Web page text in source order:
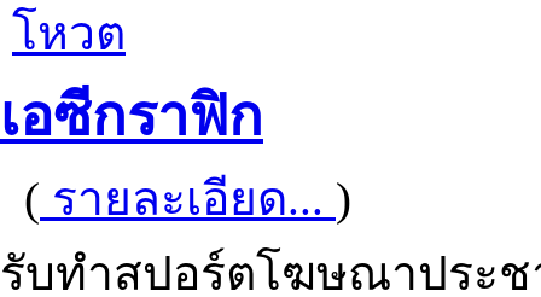
โหวต
เอซีกราฟิก
( รายละเอียด... )
รับทำสปอร์ตโฆษณาประ